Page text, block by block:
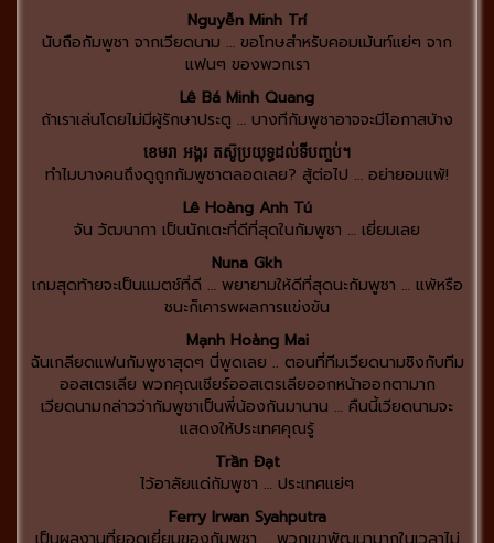
Nguyễn Minh Trí
นับถือกัมพูชา จากเวียดนาม … ขอโทษสำหรับคอมเม้นท์แย่ๆ จาก
แฟนๆ ของพวกเรา
Lê Bá Minh Quang
ถ้าเราเล่นโดยไม่มีผู้รักษาประตู … บางทีกัมพูชาอาจจะมีโอกาสบ้าง
ខេមរា អង្គរ តស៑ូប្រយុទ្ធដល់ទីបញ្ចប់។
ทำไมบางคนถึงดูถูกกัมพูชาตลอดเลย? สู้ต่อไป … อย่ายอมแพ้!
Lê Hoàng Anh Tú
จัน วัฒนากา เป็นนักเตะที่ดีที่สุดในกัมพูชา … เยี่ยมเลย
Nuna Gkh
เกมสุดท้ายจะเป็นแมตช์ที่ดี … พยายามให้ดีที่สุดนะกัมพูชา … แพ้หรือ
ชนะก็เคารพผลการแข่งขัน
Mạnh Hoàng Mai
ฉันเกลียดแฟนกัมพูชาสุดๆ นี่พูดเลย .. ตอนที่ทีมเวียดนามชิงกับทีม
ออสเตรเลีย พวกคุณเชียร์ออสเตรเลียออกหน้าออกตามาก
เวียดนามกล่าวว่ากัมพูชาเป็นพี่น้องกันมานาน … คืนนี้เวียดนามจะ
แสดงให้ประเทศคุณรู้
Trần Đạt
ไว้อาลัยแด่กัมพูชา … ประเทศแย่ๆ
Ferry Irwan Syahputra